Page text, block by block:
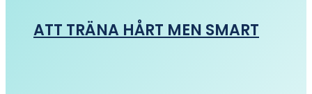
ATT TRÄNA HÅRT MEN SMART